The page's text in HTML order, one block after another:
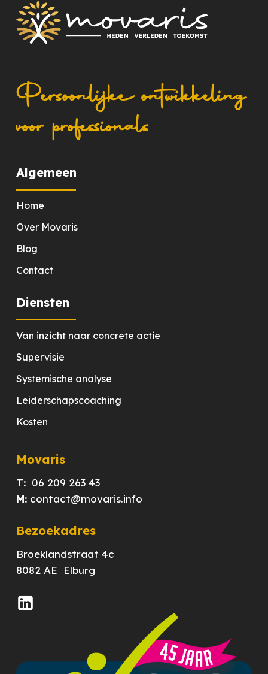
Persoonlijke ontwikkeling
voor professionals
Algemeen
Home
Over Movaris
Blog
Contact
Diensten
Van inzicht naar concrete actie
Supervisie
Systemische analyse
Leiderschapscoaching
Kosten
Movaris
T: 06 209 263 43
M: contact@movaris.info
Bezoekadres
Broeklandstraat 4c
8082 AE Elburg